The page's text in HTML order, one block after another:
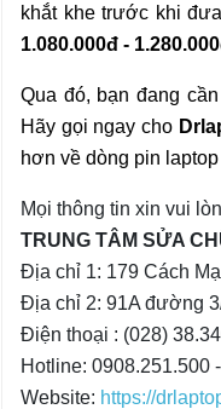
khắt khe trước khi
1.080.000đ -
Qua đó, bạn đang
Hãy gọi ngay cho
hơn về dòng pin
Mọi thông tin xin vui
TRUNG TÂM SỬA
Địa chỉ 1: 179 Cách
Địa chỉ 2: 91A đường
Điện thoại : (028)
Hotline: 0908.251.500
Website: https://